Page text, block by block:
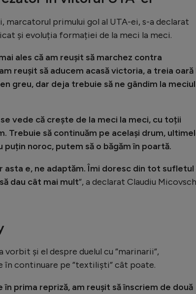
marcatorul primului gol al UTA-ei, s-a declarat
și evoluția formației de la meci la meci.
ales că am reușit să marchez contra
reușit să aducem acasă victoria, a treia oară
greu, dar deja trebuie să ne gândim la meciul
vede că crește de la meci la meci, cu toții
Trebuie să continuăm pe același drum,
noroc, putem să o băgăm în poartă.
asta e, ne adaptăm. Îmi doresc din tot sufletul
dau cât mai mult”, a declarat Claudiu
vorbit și el despre duelul cu ”marinarii”,
în continuare pe ”textiliști” cât poate.
prima repriză, am reușit să înscriem de două